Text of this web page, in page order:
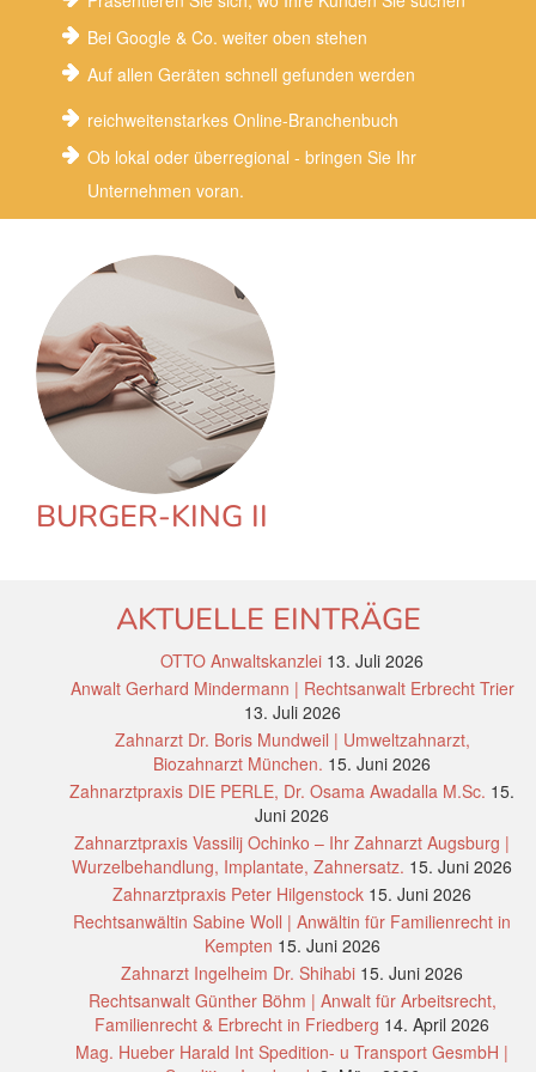
Bei Google & Co. weiter oben stehen
Auf allen Geräten schnell gefunden werden
reichweitenstarkes Online-Branchenbuch
Ob lokal oder überregional - bringen Sie Ihr
Unternehmen voran.
BURGER-KING II
AKTUELLE EINTRÄGE
OTTO Anwaltskanzlei 13. Juli 2026
Anwalt Gerhard Mindermann | Rechtsanwalt Erbrecht Trier
13. Juli 2026
Zahnarzt Dr. Boris Mundweil | Umweltzahnarzt,
Biozahnarzt München. 15. Juni 2026
Zahnarztpraxis DIE PERLE, Dr. Osama Awadalla M.Sc. 15.
Juni 2026
Zahnarztpraxis Vassilij Ochinko – Ihr Zahnarzt Augsburg |
Wurzelbehandlung, Implantate, Zahnersatz. 15. Juni 2026
Zahnarztpraxis Peter Hilgenstock 15. Juni 2026
Rechtsanwältin Sabine Woll | Anwältin für Familienrecht in
Kempten 15. Juni 2026
Zahnarzt Ingelheim Dr. Shihabi 15. Juni 2026
Rechtsanwalt Günther Böhm | Anwalt für Arbeitsrecht,
Familienrecht & Erbrecht in Friedberg 14. April 2026
Mag. Hueber Harald Int Spedition- u Transport GesmbH |